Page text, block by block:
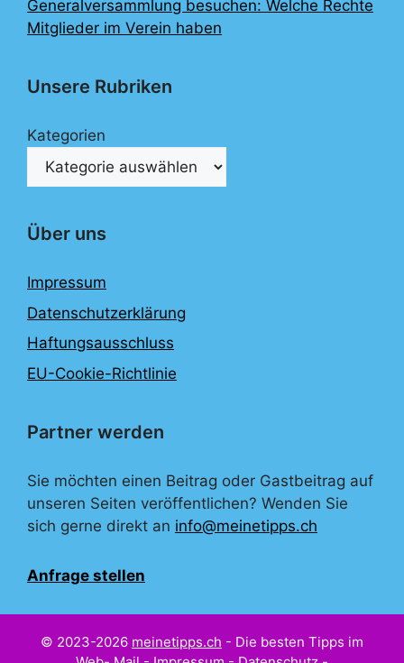
Generalversammlung besuchen: Welche Rechte
Mitglieder im Verein haben
Unsere Rubriken
Kategorien
Über uns
Impressum
Datenschutzerklärung
Haftungsausschluss
EU-Cookie-Richtlinie
Partner werden
Sie möchten einen Beitrag oder Gastbeitrag auf
unseren Seiten veröffentlichen? Wenden Sie
sich gerne direkt an info@meinetipps.ch
Anfrage stellen
© 2023-2026 meinetipps.ch - Die besten Tipps im